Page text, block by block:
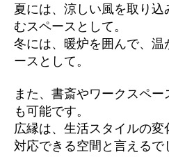
夏には、涼しい風を取り込
むスペースとして。
冬には、暖炉を囲んで、
ースとして。
また、書斎やワークスペー
も可能です。
広縁は、生活スタイルの
対応できる空間と言えるで